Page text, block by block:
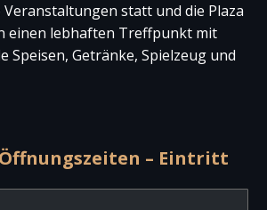
statt und die Plaza
einen lebhaften Treffpunkt mit
Speisen, Getränke, Spielzeug und
Öffnungszeiten – Eintritt